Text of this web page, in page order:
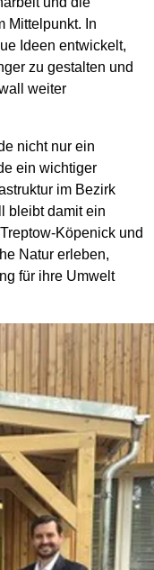
Mittelpunkt. In
Ideen entwickelt,
zu gestalten und
weiter
nicht nur ein
ein wichtiger
im Bezirk
bleibt damit ein
Köpenick und
Natur erleben,
für ihre Umwelt